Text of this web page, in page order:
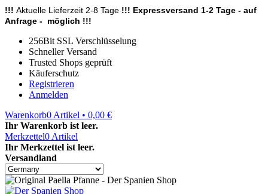
!!! Aktuelle Lieferzeit 2-8 Tage !!! Expressversand 1-2 Tage - auf
Anfrage - möglich !!!
256Bit SSL Verschlüsselung
Schneller Versand
Trusted Shops geprüft
Käuferschutz
Registrieren
Anmelden
Warenkorb0 Artikel • 0,00 €
Ihr Warenkorb ist leer.
Merkzettel0 Artikel
Ihr Merkzettel ist leer.
Versandland